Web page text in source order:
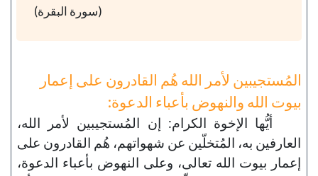
(سورة البقرة)
المُستجيبين لأمر الله هُم القادرون على إعمار
بيوت الله والنهوض بأعباء الدعوة:
أيُّها الإخوة الكرام: إن المُستجيبين لأمر الله،
العارفين به، المُتخلّين عن شهواتهم، هُم القادرون على
إعمار بيوت الله تعالى، وعلى النهوض بأعباء الدعوة،